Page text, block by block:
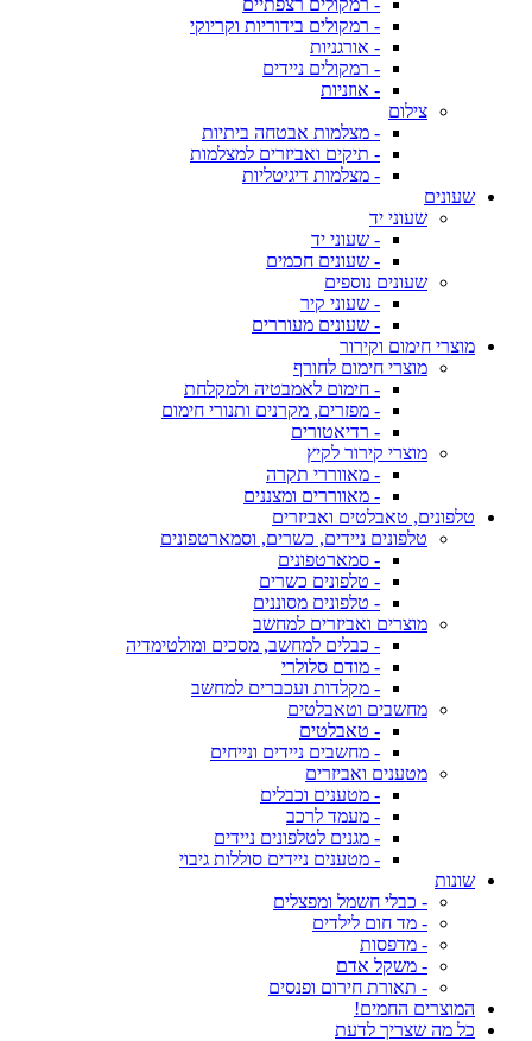
- רמקולים רצפתיים
- רמקולים בידוריות וקריוקי
- אורגניות
- רמקולים ניידים
- אוזניות
צילום
- מצלמות אבטחה ביתיות
- תיקים ואביזרים למצלמות
- מצלמות דיגיטליות
שעונים
שעוני יד
- שעוני יד
- שעונים חכמים
שעונים נוספים
- שעוני קיר
- שעונים מעוררים
מוצרי חימום וקירור
מוצרי חימום לחורף
- חימום לאמבטיה ולמקלחת
- מפזרים, מקרנים ותנורי חימום
- רדיאטורים
מוצרי קירור לקיץ
- מאווררי תקרה
- מאווררים ומצננים
טלפונים, טאבלטים ואביזרים
טלפונים ניידים, כשרים, וסמארטפונים
- סמארטפונים
- טלפונים כשרים
- טלפונים מסוננים
מוצרים ואביזרים למחשב
- כבלים למחשב, מסכים ומולטימדיה
- מודם סלולרי
- מקלדות ועכברים למחשב
מחשבים וטאבלטים
- טאבלטים
- מחשבים ניידים ונייחים
מטענים ואביזרים
- מטענים וכבלים
- מעמד לרכב
- מגנים לטלפונים ניידים
- מטענים ניידים סוללות גיבוי
שונות
- כבלי חשמל ומפצלים
- מד חום לילדים
- מדפסות
- משקל אדם
- תאורת חירום ופנסים
המוצרים החמים!
כל מה שצריך לדעת